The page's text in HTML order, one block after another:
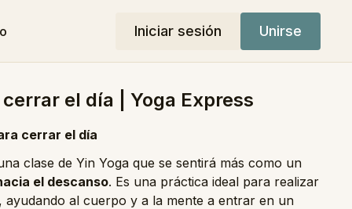
Iniciar sesión Unirse
el día | Yoga Express
cerrar el día
clase de Yin Yoga que se sentirá más como un
el descanso. Es una práctica ideal para realizar
ayudando al cuerpo y a la mente a entrar en un